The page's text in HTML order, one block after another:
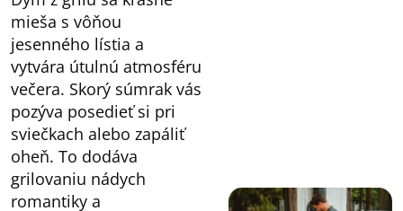
mieša s vôňou
jesenného lístia a
vytvára útulnú atmosféru
večera. Skorý súmrak vás
pozýva posedieť si pri
sviečkach alebo zapáliť
oheň. To dodáva
grilovaniu nádych
romantiky a